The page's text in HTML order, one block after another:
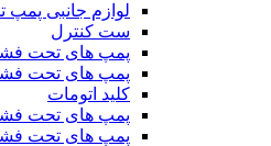
لوازم جانبی پمپ
ست کنترل
پمپ های تحت
پمپ های تحت
کلید اتومات
پمپ های تحت فشار
پمپ های تحت